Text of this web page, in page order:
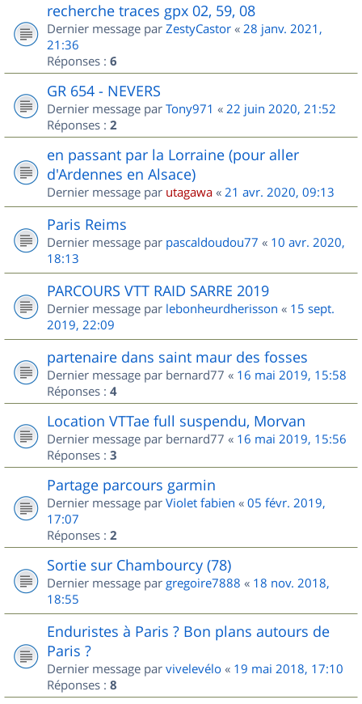
recherche traces gpx 02, 59, 08
Dernier message par ZestyCastor « 28 janv. 2021,
21:36
Réponses : 6
GR 654 - NEVERS
Dernier message par Tony971 « 22 juin 2020, 21:52
Réponses : 2
en passant par la Lorraine (pour aller
d'Ardennes en Alsace)
Dernier message par utagawa « 21 avr. 2020, 09:13
Paris Reims
Dernier message par pascaldoudou77 « 10 avr. 2020,
18:13
PARCOURS VTT RAID SARRE 2019
Dernier message par lebonheurdherisson « 15 sept.
2019, 22:09
partenaire dans saint maur des fosses
Dernier message par bernard77 « 16 mai 2019, 15:58
Réponses : 4
Location VTTae full suspendu, Morvan
Dernier message par bernard77 « 16 mai 2019, 15:56
Réponses : 3
Partage parcours garmin
Dernier message par Violet fabien « 05 févr. 2019,
17:07
Réponses : 2
Sortie sur Chambourcy (78)
Dernier message par gregoire7888 « 18 nov. 2018,
18:55
Enduristes à Paris ? Bon plans autours de
Paris ?
Dernier message par vivelevélo « 19 mai 2018, 17:10
Réponses : 8